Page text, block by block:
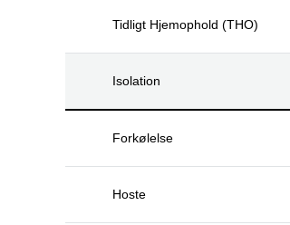
Tidligt Hjemophold (THO)
Isolation
Forkølelse
Hoste